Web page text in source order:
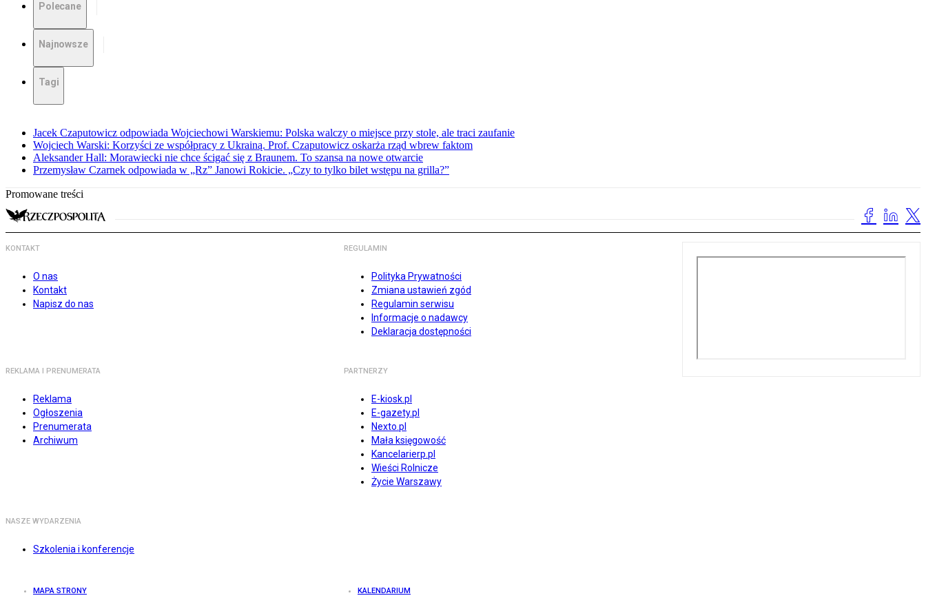
Polecane
Najnowsze
Tagi
Jacek Czaputowicz odpowiada Wojciechowi Warskiemu: Polska walczy o miejsce przy stole, ale traci zaufanie
Wojciech Warski: Korzyści ze współpracy z Ukrainą. Prof. Czaputowicz oskarża rząd wbrew faktom
Aleksander Hall: Morawiecki nie chce ścigać się z Braunem. To szansa na nowe otwarcie
Przemysław Czarnek odpowiada w „Rz” Janowi Rokicie. „Czy to tylko bilet wstępu na grilla?”
Promowane treści
KONTAKT
O nas
Kontakt
Napisz do nas
REGULAMIN
Polityka Prywatności
Zmiana ustawień zgód
Regulamin serwisu
Informacje o nadawcy
Deklaracja dostępności
REKLAMA I PRENUMERATA
Reklama
Ogłoszenia
Prenumerata
Archiwum
PARTNERZY
E-kiosk.pl
E-gazety.pl
Nexto.pl
Mała księgowość
Kancelarierp.pl
Wieści Rolnicze
Życie Warszawy
NASZE WYDARZENIA
Szkolenia i konferencje
MAPA STRONY KALENDARIUM